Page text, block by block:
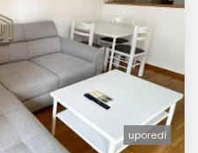
uporedi